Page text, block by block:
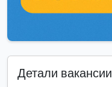
Детали вакансии